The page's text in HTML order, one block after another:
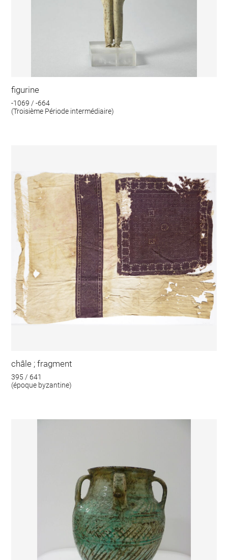
figurine
-1069 / -664
(Troisième Période intermédiaire)
châle ; fragment
395 / 641
(époque byzantine)